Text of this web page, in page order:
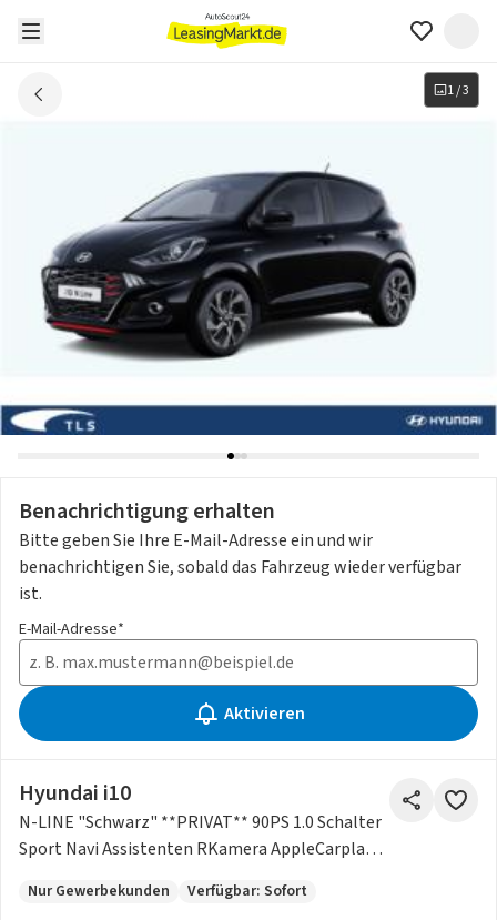
1/3
Benachrichtigung erhalten
Bitte geben Sie Ihre E-Mail-Adresse ein und wir
benachrichtigen Sie, sobald das Fahrzeug wieder verfügbar
ist.
E-Mail-Adresse*
Aktivieren
Hyundai i10
N-LINE "Schwarz" **PRIVAT** 90PS 1.0 Schalter
Sport Navi Assistenten RKamera AppleCarplay
Nur Gewerbekunden Verfügbar: Sofort